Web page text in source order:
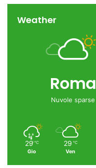
Weather
Roma
Nuvole sparse
29 ℃
Gio
29 ℃
Ven